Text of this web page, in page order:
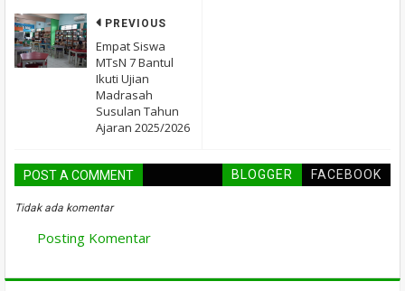
PREVIOUS
Empat Siswa
MTsN 7 Bantul
Ikuti Ujian
Madrasah
Susulan Tahun
Ajaran 2025/2026
POST A COMMENT BLOGGER FACEBOOK
Tidak ada komentar
Posting Komentar